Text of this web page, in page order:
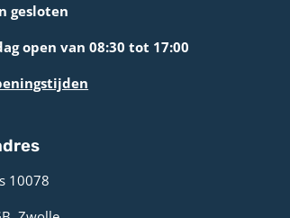
gesloten
open van 08:30 tot 17:00
10078